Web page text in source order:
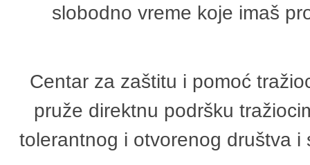
slobodno vreme koje imaš
Centar za zaštitu i pomoć
pruže direktnu podršku
tolerantnog i otvorenog društva